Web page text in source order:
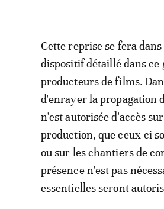
Cette reprise se fera
dispositif détaillé dans ce
producteurs de films.
d'enrayer la propagation
n'est autorisée d'accès
production, que ceux-ci
ou sur les chantiers de
présence n'est pas
essentielles seront